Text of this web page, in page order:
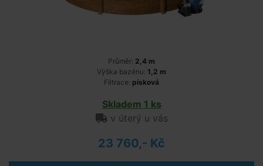
Průměr: 2,4 m
Výška bazénu: 1,2 m
Filtrace: písková
Skladem 1 ks
v úterý u vás
23 760,- Kč